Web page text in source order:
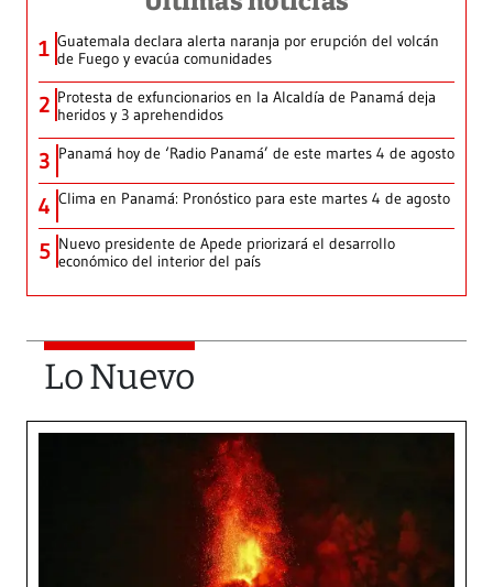
1 Guatemala declara alerta naranja por erupción del volcán
de Fuego y evacúa comunidades
2 Protesta de exfuncionarios en la Alcaldía de Panamá deja
heridos y 3 aprehendidos
3 Panamá hoy de ‘Radio Panamá’ de este martes 4 de agosto
4 Clima en Panamá: Pronóstico para este martes 4 de agosto
5 Nuevo presidente de Apede priorizará el desarrollo
económico del interior del país
Lo Nuevo